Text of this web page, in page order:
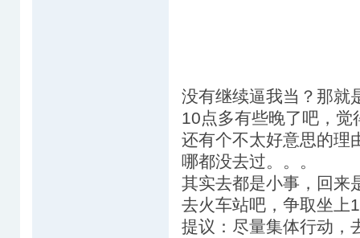
没有继续逼我当？那就
10点多有些晚了吧，
还有个不太好意思的理
哪都没去过。。。
其实去都是小事，回来
去火车站吧，争取坐上
提议：尽量集体行动，